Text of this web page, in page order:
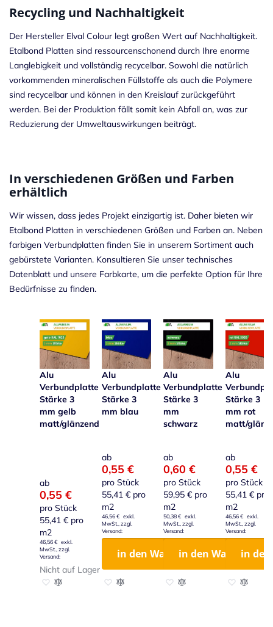
Recycling und Nachhaltigkeit
Der Hersteller Elval Colour legt großen Wert auf Nachhaltigkeit.
Etalbond Platten sind ressourcenschonend durch Ihre enorme
Langlebigkeit und vollständig recycelbar. Sowohl die natürlich
vorkommenden mineralischen Füllstoffe als auch die Polymere
sind recycelbar und können in den Kreislauf zurückgeführt
werden. Bei der Produktion fällt somit kein Abfall an, was zur
Reduzierung der Umweltauswirkungen beiträgt.
In verschiedenen Größen und Farben
erhältlich
Wir wissen, dass jedes Projekt einzigartig ist. Daher bieten wir
Etalbond Platten in verschiedenen Größen und Farben an. Neben
farbigen Verbundplatten finden Sie in unserem Sortiment auch
gebürstete Varianten. Konsultieren Sie unser technisches
Datenblatt und unsere Farbkarte, um die perfekte Option für Ihre
Bedürfnisse zu finden.
Alu
Verbundplatte
Stärke 3
mm gelb
matt/glänzend
ab
0,55 €
pro Stück
55,41 € pro
m2
46,56 €
Nicht auf Lager
Zur Wunschliste hinzufügen
Zur Vergleichsliste hinzufügen
Alu
Verbundplatte
Stärke 3
mm blau
ab
0,55 €
pro Stück
55,41 €pro
m2
46,56 €
in den Warenkorb
Zur Wunschliste hinzufügen
Zur Vergleichsliste hinzufügen
Alu
Verbundplatte
Stärke 3
mm
schwarz
ab
0,60 €
pro Stück
59,95 € pro
m2
50,38 €
in den Warenkorb
Zur Wunschliste hinzufügen
Zur Vergleichsliste
Alu
Stärke 3
mm rot
matt/
ab
0,55 €
pro Stück
55,41 €pro
m2
46,56 €
in
ZurZur